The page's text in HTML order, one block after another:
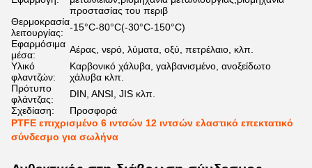
προστασίας του περιβ
Θερμοκρασία
λειτουργίας:
-15°C-80°C(-30°C-150°C)
Εφαρμόσιμα
μέσα:
Αέρας, νερό, λύματα, οξύ, πετρέλαιο, κλπ.
Υλικό
φλαντζών:
Καρβονικό χάλυβα, γαλβανισμένο, ανοξείδωτο
χάλυβα κλπ.
Πρότυπο
φλάντζας:
DIN, ANSI, JIS κλπ.
Σχεδίαση:
Προσφορά
PTFE επιχρισμένο 6 ιντσών 12 ιντσών ελαστικό επεκτατικό
σύνδεσμο για σωλήνα